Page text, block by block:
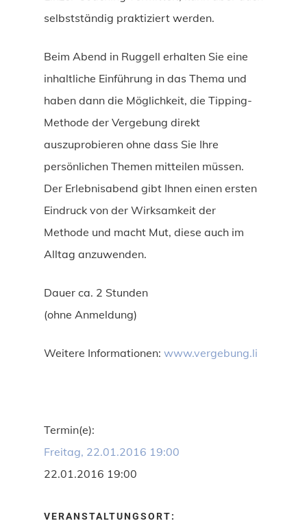
selbstständig praktiziert werden.
Beim Abend in Ruggell erhalten Sie eine
inhaltliche Einführung in das Thema und
haben dann die Möglichkeit, die Tipping-
Methode der Vergebung direkt
auszuprobieren ohne dass Sie Ihre
persönlichen Themen mitteilen müssen.
Der Erlebnisabend gibt Ihnen einen ersten
Eindruck von der Wirksamkeit der
Methode und macht Mut, diese auch im
Alltag anzuwenden.
Dauer ca. 2 Stunden
(ohne Anmeldung)
Weitere Informationen: www.vergebung.li
Termin(e):
Freitag, 22.01.2016 19:00
22.01.2016 19:00
VERANSTALTUNGSORT: